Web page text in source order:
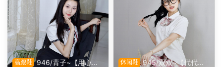
高跟鞋
946/青子~【用心准
休闲鞋 945/双双~【代代相